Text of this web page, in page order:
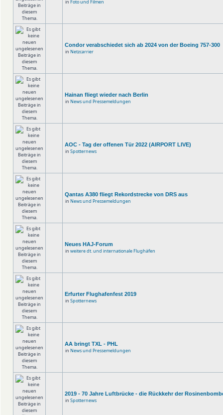
in Foto und Filmen
Condor verabschiedet sich ab 2024 von der Boeing 757-300
in Netzcarrier
Hainan fliegt wieder nach Berlin
in News und Pressemeldungen
AOC - Tag der offenen Tür 2022 (AIRPORT LIVE)
in Spotternews
Qantas A380 fliegt Rekordstrecke von DRS aus
in News und Pressemeldungen
Neues HAJ-Forum
in weitere dt. und internationale Flughäfen
Erfurter Flughafenfest 2019
in Spotternews
AA bringt TXL - PHL
in News und Pressemeldungen
2019 - 70 Jahre Luftbrücke - die Rückkehr der
in Spotternews